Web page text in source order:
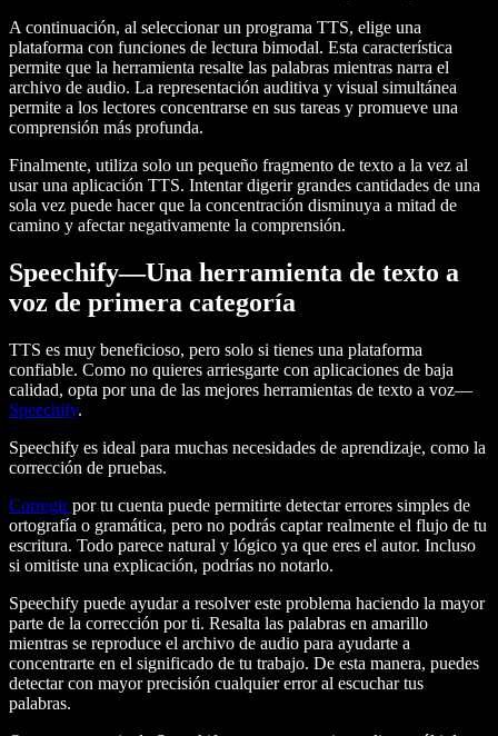
A continuación, al seleccionar un programa TTS, elige una
plataforma con funciones de lectura bimodal. Esta característica
permite que la herramienta resalte las palabras mientras narra el
archivo de audio. La representación auditiva y visual simultánea
permite a los lectores concentrarse en sus tareas y promueve una
comprensión más profunda.
Finalmente, utiliza solo un pequeño fragmento de texto a la vez al
usar una aplicación TTS. Intentar digerir grandes cantidades de una
sola vez puede hacer que la concentración disminuya a mitad de
camino y afectar negativamente la comprensión.
Speechify—Una herramienta de texto a
voz de primera categoría
TTS es muy beneficioso, pero solo si tienes una plataforma
confiable. Como no quieres arriesgarte con aplicaciones de baja
calidad, opta por una de las mejores herramientas de texto a voz—
Speechify.
Speechify es ideal para muchas necesidades de aprendizaje, como la
corrección de pruebas.
Corregirpor tu cuenta puede permitirte detectar errores simples de
ortografía o gramática, pero no podrás captar realmente el flujo de tu
escritura. Todo parece natural y lógico ya que eres el autor. Incluso
si omitiste una explicación, podrías no notarlo.
Speechify puede ayudar a resolver este problema haciendo la mayor
parte de la corrección por ti. Resalta las palabras en amarillo
mientras se reproduce el archivo de audio para ayudarte a
concentrarte en el significado de tu trabajo. De esta manera, puedes
detectar con mayor precisión cualquier error al escuchar tus
palabras.